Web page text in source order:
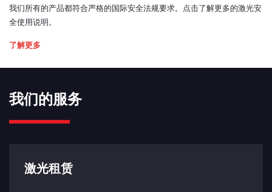
带宽（模拟输入，3 dB 截止频率）：
(TCCO* 关闭时为 252 kHz)
上升时间 （10% - 90%）：
700 - 900 ns（取决于信号）
相移：
我们所有的产品都符合严格的国际安全法规要求。点击了解更多的激光安
全使用说明。
了解更多
我们的服务
激光租赁